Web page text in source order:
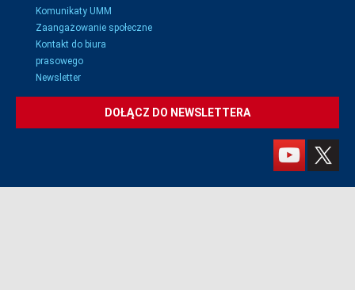
Komunikaty UMM
Zaangażowanie społeczne
Kontakt do biura
prasowego
Newsletter
DOŁĄCZ DO NEWSLETTERA